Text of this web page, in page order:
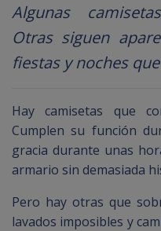
Algunas
Otras siguen
fiestas y noches
Hay camisetas que
Cumplen su función
gracia durante unas
armario sin demasiada
Pero hay otras que
lavados imposibles y